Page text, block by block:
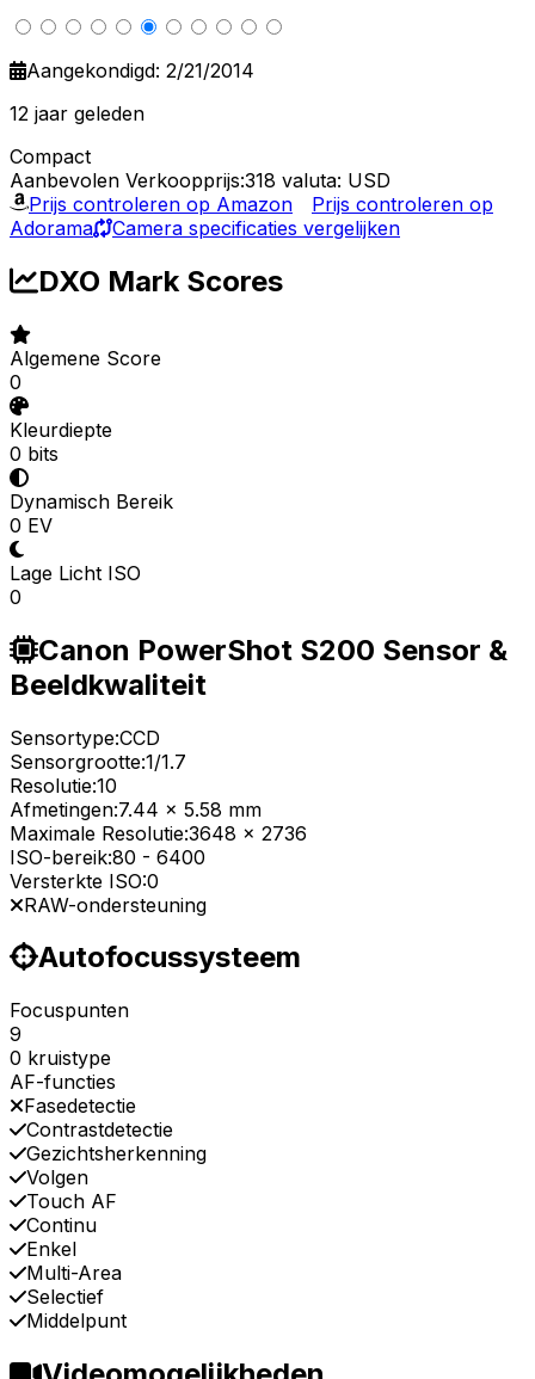
Aangekondigd: 2/21/2014
12 jaar geleden
Compact
Aanbevolen Verkoopprijs:318 valuta: USD
Prijs controleren op Amazon
Prijs controleren op
Adorama
Camera specificaties vergelijken
DXO Mark Scores
Algemene Score
0
Kleurdiepte
0 bits
Dynamisch Bereik
0 EV
Lage Licht ISO
0
Canon PowerShot S200 Sensor &
Beeldkwaliteit
Sensortype:CCD
Sensorgrootte:1/1.7
Resolutie:10
Afmetingen:7.44 x 5.58 mm
Maximale Resolutie:3648 x 2736
ISO-bereik:80 - 6400
Versterkte ISO:0
RAW-ondersteuning
Autofocussysteem
Focuspunten
9
0 kruistype
AF-functies
Fasedetectie
Contrastdetectie
Gezichtsherkenning
Volgen
Touch AF
Continu
Enkel
Multi-Area
Selectief
Middelpunt